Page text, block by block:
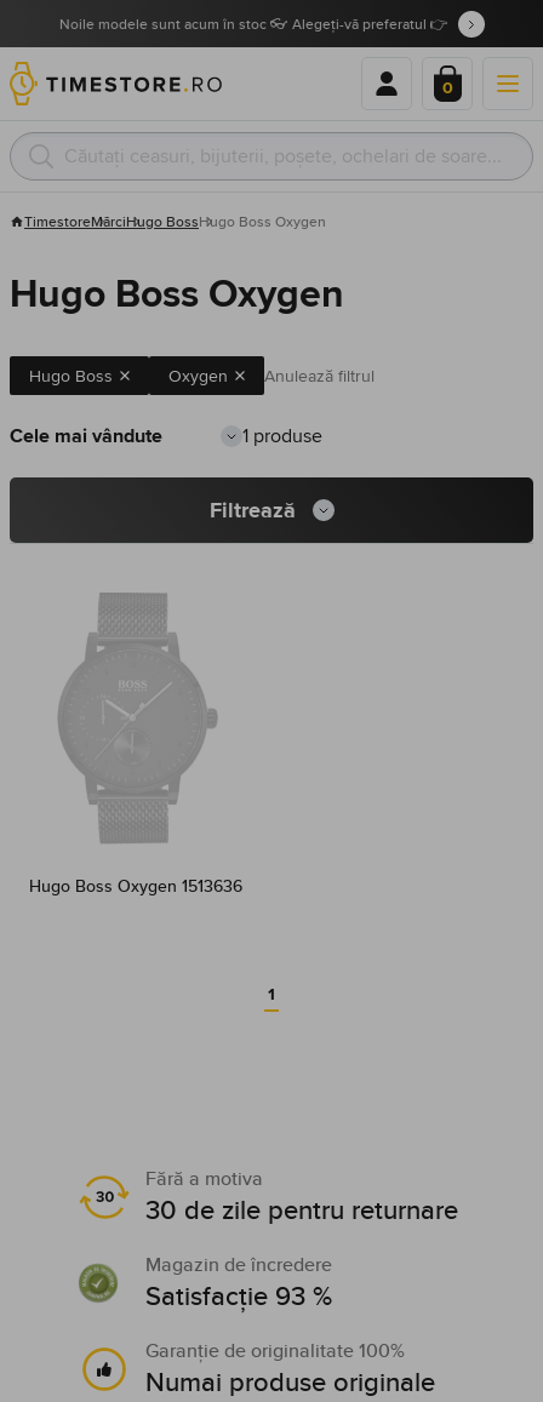
Noile modele sunt acum în stoc 👓 Alegeți-vă preferatul 👉
0
TimestoreMărciHugo BossHugo Boss Oxygen
Hugo Boss Oxygen
Hugo Boss Oxygen Anulează filtrul
1 produse
Filtrează
Hugo Boss Oxygen 1513636
1
Fără a motiva
30 de zile pentru returnare
Magazin de încredere
Satisfacție 93 %
Garanție de originalitate 100%
Numai produse originale